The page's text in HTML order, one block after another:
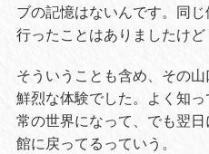
ブの記憶はないんです。同
行ったことはありましたけど
そういうことも含め、その
鮮烈な体験でした。よく知
常の世界になって、でも翌
館に戻ってるっていう。